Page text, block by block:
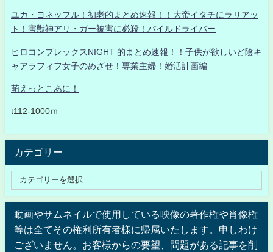
ユカ・ヨネッフル！初老的まとめ速報！！大帝イタチにラリアッ
ト！害獣神アリ・ガー被害に必殺！パイルドライバー
ヒロコンプレックスNIGHT 的まとめ速報！！子供が欲しいど陰キ
ャアラフィフ女子のめざせ！専業主婦！婚活計画編
萌えっとこあに！
t112-1000ｍ
カテゴリー
動画やサムネイルで使用している映像の著作権や肖像権
等は全てその権利所有者様に帰属いたします。申しわけ
ございません。お客様からの要望、問題がある記事を削